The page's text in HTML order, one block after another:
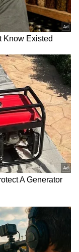
), ಸೆಲೆಬ್ರಿಟಿ
ಏಷ್ಯಾನೆಟ್
ನೋಡಿ.
ಅಪ್‌ಡೇಟ್ಸ್‌,
ಬಗ್ಗೆ
ಓದಿದ್ದು LLB,
ಕಾನೂನು
ಕರ್ನಾಟಕ
ಅವಾರ್ಡ್​,
ಪ್ರಶಸ್ತಿಗಳು
ಯುವ ನಿಯೋಗದಲ್ಲಿ
ವಿಜಯವಾಣಿಯಲ್ಲಿ
ಶೋ